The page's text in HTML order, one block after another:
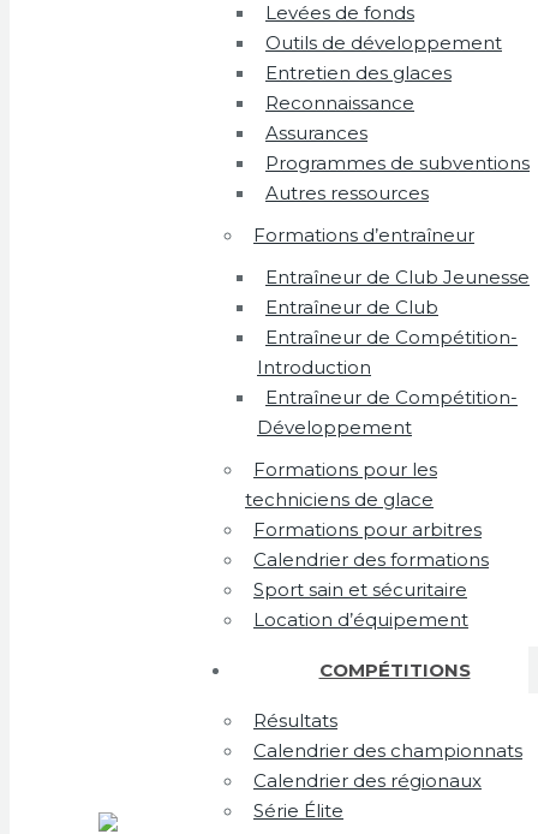
Levées de fonds
Outils de développement
Entretien des glaces
Reconnaissance
Assurances
Programmes de subventions
Autres ressources
Formations d’entraîneur
Entraîneur de Club Jeunesse
Entraîneur de Club
Entraîneur de Compétition-
Introduction
Entraîneur de Compétition-
Développement
Formations pour les
techniciens de glace
Formations pour arbitres
Calendrier des formations
Sport sain et sécuritaire
Location d’équipement
COMPÉTITIONS
Résultats
Calendrier des championnats
Calendrier des régionaux
Série Élite